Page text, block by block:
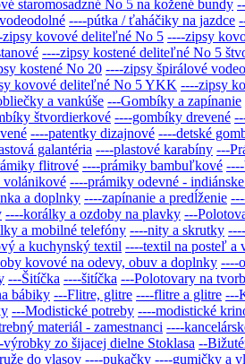
staromosadzné No 5 na kožené bundy
----pútka / ťaháčiky na jazdce
kovové deliteľné No 5 ----zipsy
----zipsy kostené deliteľné No 5
kostené No 20 ----zipsy špirálové
kovové deliteľné No 5 YKK ----zipsy
a vankúše ---Gombíky a zapínanie
štvordierkové ----gombíky drevené
----patentky dizajnové ----detské
galantéria ----plastové karabíny ---
flitrové ----prámiky bambuľkové
----prámiky odevné -
a doplnky ----zapínanie a predĺženie
----korálky a ozdoby na plavky ---
a mobilné telefóny ----nity a skrutky
a kuchynský textil ----textil na posteľ a
kovové na odevy, obuv a doplnky ----
---Šitíčka ----šitíčka ---Polotovary na
bábiky ---Flitre, glitre ----flitre a glitre ---
---Modistické potreby ----modistické
materiál - zamestnanci ----
výrobky zo šijacej dielne Stoklasa --
do vlasov ----pukačky ----gumičky a